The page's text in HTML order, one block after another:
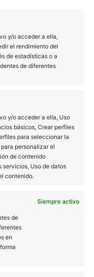
y/o acceder a ella,
el rendimiento del
de estadísticas o a
de diferentes
y/o acceder a ella, Uso
básicos, Crear perfiles
para seleccionar la
personalizar el
de contenido
servicios, Uso de datos
contenido.
Siempre activo
de
en
en los años 90 con
clínicas no
confianza. Vamos